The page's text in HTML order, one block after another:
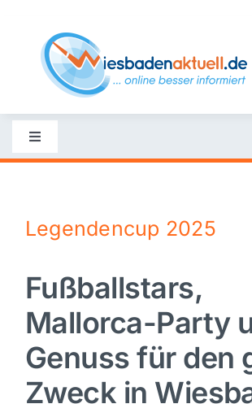
content
Toggle
Navigation
Nachrichten
Politik
Wirtschaft
Sport
Legendencup 2025
Fußballstars,
Mallorca-Party
Genuss für den
Zweck in